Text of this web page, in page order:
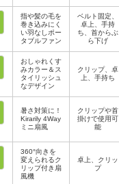
指や髪の毛を
巻き込みにく
い羽なしポー
タブルファン
ベルト固定、
卓上、手持
ち、首からぶ
ら下げ
おしゃれくす
みカラー＆ス
タイリッシュ
なデザイン
クリップ、卓
上、手持ち
暑さ対策に！
Kirarily 4Way
ミニ扇風
クリップや首
掛けで使用可
能
360°向きを
変えられるク
リップ付き扇
風機
卓上、クリッ
プ